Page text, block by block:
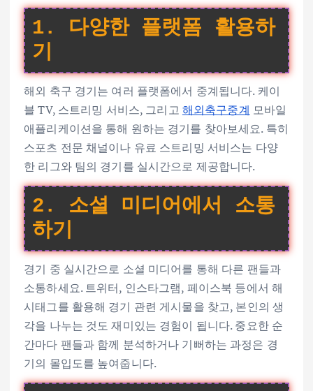
1. 다양한 플랫폼 활용하
기
해외 축구 경기는 여러 플랫폼에서 중계됩니다. 케이
블 TV, 스트리밍 서비스, 그리고 해외축구중계 모바일
애플리케이션을 통해 원하는 경기를 찾아보세요. 특히
스포츠 전문 채널이나 유료 스트리밍 서비스는 다양
한 리그와 팀의 경기를 실시간으로 제공합니다.
2. 소셜 미디어에서 소통
하기
경기 중 실시간으로 소셜 미디어를 통해 다른 팬들과
소통하세요. 트위터, 인스타그램, 페이스북 등에서 해
시태그를 활용해 경기 관련 게시물을 찾고, 본인의 생
각을 나누는 것도 재미있는 경험이 됩니다. 중요한 순
간마다 팬들과 함께 분석하거나 기뻐하는 과정은 경
기의 몰입도를 높여줍니다.